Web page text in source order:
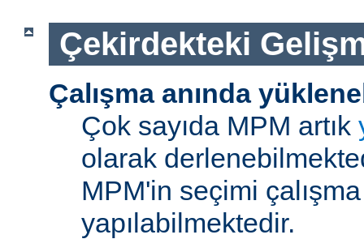
Çekirdekteki
Çalışma anında
Çok sayıda MPM artık
olarak
MPM'in seçimi
yapılabilmektedir.